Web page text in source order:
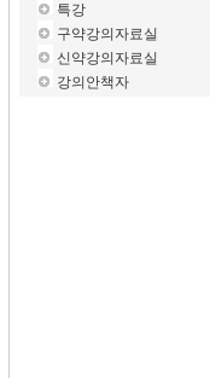
특강
구약강의자료실
신약강의자료실
강의안책자